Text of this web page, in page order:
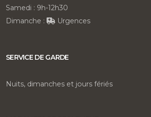
Samedi : 9h-12h30
Dimanche :
Urgences
SERVICE DE GARDE
Nuits, dimanches et jours fériés